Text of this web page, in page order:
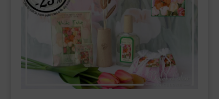
___________________________
VEURE EN CATALÀ